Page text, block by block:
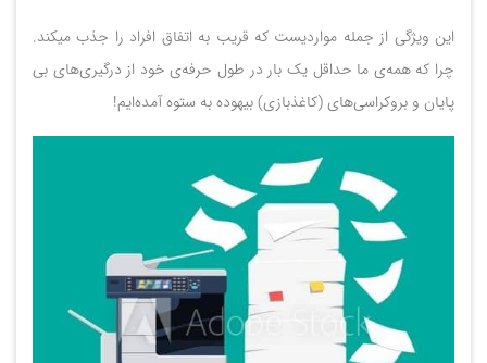
این ویژگی از جمله مواردیست که قریب به اتفاق افراد را جذب میکند.
چرا که همه‌ی ما حداقل یک بار در طول حرفه‌ی خود از درگیری‌های بی
پایان و بروکراسی‌های (کاغذبازی) بیهوده به ستوه آمده‌ایم!